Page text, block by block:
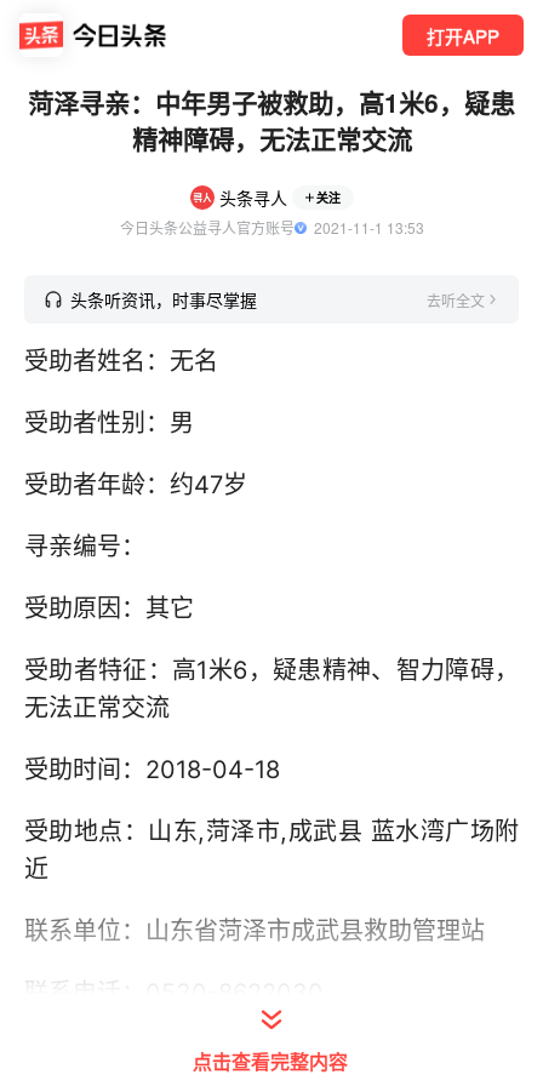
打开APP
菏泽寻亲：中年男子被救助，高1米6，疑患
精神障碍，无法正常交流
头条寻人 关注
今日头条公益寻人官方账号
  2021-11-1 13:53
头条听资讯，时事尽掌握 去听全文
受助者姓名：无名
受助者性别：男
受助者年龄：约47岁
寻亲编号：
受助原因：其它
受助者特征：高1米6，疑患精神、智力障碍，
无法正常交流
受助时间：2018-04-18
受助地点：山东,菏泽市,成武县 蓝水湾广场附
近
联系单位：山东省菏泽市成武县救助管理站
联系电话：0530-8622030
点击查看完整内容